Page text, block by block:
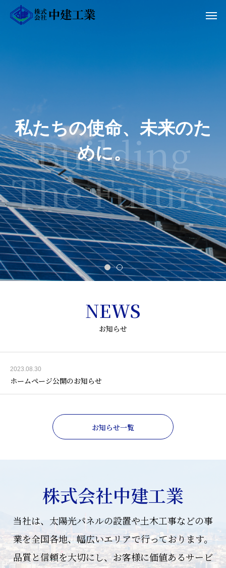
私たちの使命、 未来のた
めに。
NEWS
お知らせ
2023.08.30
ホームページ公開のお知らせ
お知らせ一覧
株式会社中建工業
当社は、太陽光パネルの設置や土木工事などの事
業を全国各地、幅広いエリアで行っております。
品質と信頼を大切にし、お客様に価値あるサービ